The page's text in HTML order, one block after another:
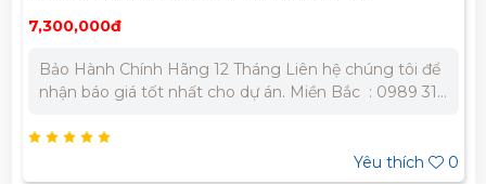
7,300,000đ
Bảo Hành Chính Hãng 12 Tháng Liên hệ chúng tôi để
nhận báo giá tốt nhất cho dự án. Miền Bắc : 0989 310
332 980
Yêu thích
0